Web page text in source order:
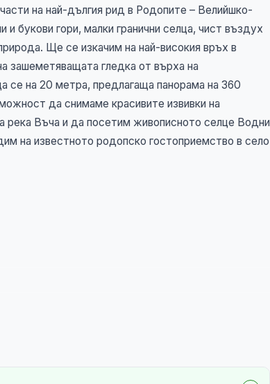
на най-дългия рид в Родопите – Велийшко-
букови гори, малки гранични селца, чист въздух
Ще се изкачим на най-високия връх в
зашеметяващата гледка от върха на
се на 20 метра, предлагаща панорама на 360
да снимаме красивите извивки на
река Въча и да посетим живописното селце Водни
на известното родопско гостоприемство в село